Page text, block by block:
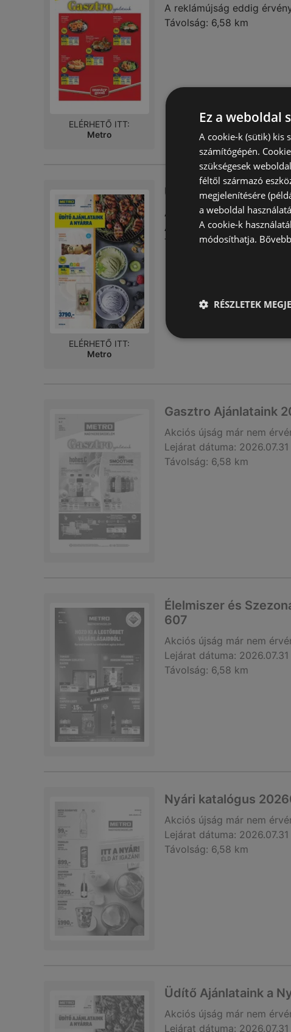
A reklámújság eddig
Távolság: 6,58 km
ELÉRHETŐ ITT:
Metro
Üdítő ajánlataink a
Akciós újság – 26 oldal
A reklámújság eddig
Távolság: 6,58 km
ELÉRHETŐ ITT:
Metro
Gasztro Ajánlataink
Akciós újság már nem
Lejárat dátuma: 2026.07.31
Távolság: 6,58 km
Élelmiszer és
607
Akciós újság már nem
Lejárat dátuma: 2026.07.31
Távolság: 6,58 km
Nyári katalógus
Akciós újság már nem
Lejárat dátuma: 2026.07.31
Távolság: 6,58 km
Üdítő Ajánlataink a
Akciós újság már nem
Lejárat dátuma: 2026.07.31
Ez a weboldal
A cookie-k (sütik) kis
számítógépén.
szükségesek
féltől származó
megjelenítésére
a weboldal
A cookie-k
módosíthatja.
RÉSZLETEK